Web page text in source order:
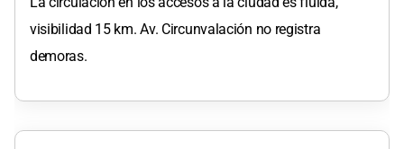
visibilidad 15 km. Av. Circunvalación no registra
demoras.